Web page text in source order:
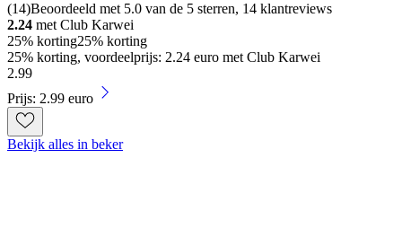
(14)Beoordeeld met 5.0 van de 5 sterren, 14 klantreviews
2.24 met Club Karwei
25% korting25% korting
25% korting, voordeelprijs: 2.24 euro met Club Karwei
2.99
Prijs: 2.99 euro
Bekijk alles in beker